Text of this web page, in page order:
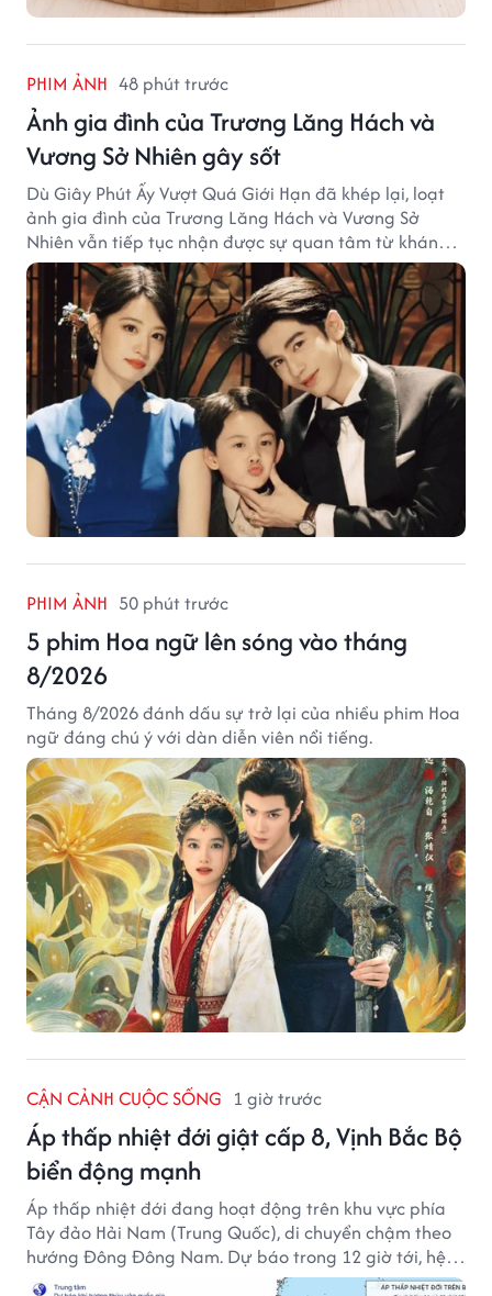
PHIM ẢNH 48 phút trước
Ảnh gia đình của Trương Lăng Hách và
Vương Sở Nhiên gây sốt
Dù Giây Phút Ấy Vượt Quá Giới Hạn đã khép lại, loạt
ảnh gia đình của Trương Lăng Hách và Vương Sở
Nhiên vẫn tiếp tục nhận được sự quan tâm từ khán
giả.
PHIM ẢNH 50 phút trước
5 phim Hoa ngữ lên sóng vào tháng
8/2026
Tháng 8/2026 đánh dấu sự trở lại của nhiều phim Hoa
ngữ đáng chú ý với dàn diễn viên nổi tiếng.
CẬN CẢNH CUỘC SỐNG 1 giờ trước
Áp thấp nhiệt đới giật cấp 8, Vịnh Bắc Bộ
biển động mạnh
Áp thấp nhiệt đới đang hoạt động trên khu vực phía
Tây đảo Hải Nam (Trung Quốc), di chuyển chậm theo
hướng Đông Đông Nam. Dự báo trong 12 giờ tới, hệ
thống này suy yếu dần thành vùng áp thấp.